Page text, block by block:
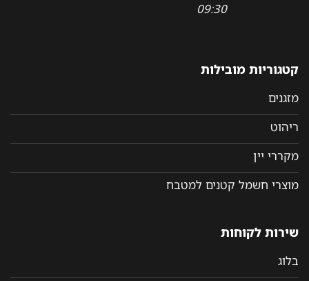
09:30
קטגוריות מובילות
מזגנים
ריהוט
מקררי יין
מוצרי חשמל קטנים למטבח
שירות לקוחות
בלוג